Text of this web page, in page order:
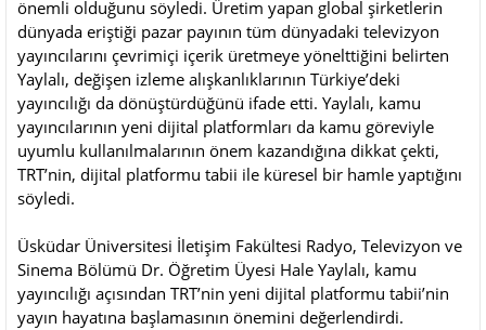
önemli olduğunu söyledi. Üretim yapan global şirketlerin
dünyada eriştiği pazar payının tüm dünyadaki televizyon
yayıncılarını çevrimiçi içerik üretmeye yönelttiğini belirten
Yaylalı, değişen izleme alışkanlıklarının Türkiye’deki
yayıncılığı da dönüştürdüğünü ifade etti. Yaylalı, kamu
yayıncılarının yeni dijital platformları da kamu göreviyle
uyumlu kullanılmalarının önem kazandığına dikkat çekti,
TRT’nin, dijital platformu tabii ile küresel bir hamle yaptığını
söyledi.
Üsküdar Üniversitesi İletişim Fakültesi Radyo, Televizyon ve
Sinema Bölümü Dr. Öğretim Üyesi Hale Yaylalı, kamu
yayıncılığı açısından TRT’nin yeni dijital platformu tabii’nin
yayın hayatına başlamasının önemini değerlendirdi.